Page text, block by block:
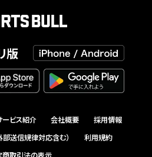
版
ービス紹介 会社概要
採用情報
部送信規律対応含む）
利用規約